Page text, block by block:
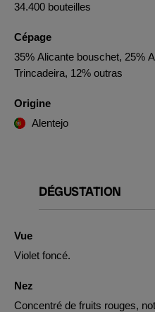
34.400 bouteilles
Cépage
35% Alicante bouschet, 25%
Trincadeira, 12% outras
Origine
Alentejo
DÉGUSTATION
Vue
Violet foncé.
Nez
Concentré de fruits rouges,